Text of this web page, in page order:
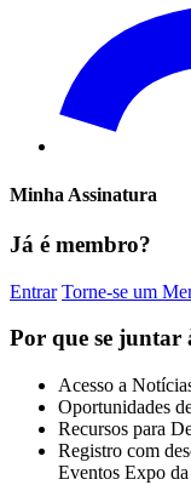
Minha Assinatura
Já é membro?
Entrar Torne-se um
Por que se juntar
Acesso a
Oportunidades
Recursos para
Registro com
Eventos Expo